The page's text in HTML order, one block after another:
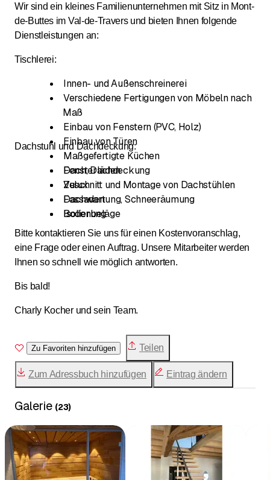
Wir sind ein kleines Familienunternehmen mit Sitz in Mont-
de-Buttes im Val-de-Travers und bieten Ihnen folgende
Dienstleistungen an:
Tischlerei:
Innen- und Außenschreinerei
Verschiedene Fertigungen von Möbeln nach
Maß
Einbau von Fenstern (PVC, Holz)
Einbau von Türen
Maßgefertigte Küchen
Fensterläden
Velux
Fassaden
Bodenbeläge
Dachstuhl und Dachdeckung:
Dach, Dachdeckung
Zuschnitt und Montage von Dachstühlen
Dachwartung, Schneeräumung
Isolierung
Bitte kontaktieren Sie uns für einen Kostenvoranschlag,
eine Frage oder einen Auftrag. Unsere Mitarbeiter werden
Ihnen so schnell wie möglich antworten.
Bis bald!
Charly Kocher und sein Team.
Zu Favoriten hinzufügen Teilen
Zum Adressbuch hinzufügen Eintrag ändern
Galerie (23)